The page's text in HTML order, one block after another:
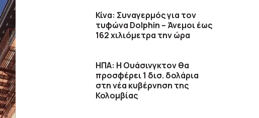
Κίνα: Συναγερμός για τον
τυφώνα Dolphin – Άνεμοι έως
162 χιλιόμετρα την ώρα
ΗΠΑ: H Ουάσινγκτον θα
προσφέρει 1 δισ. δολάρια
στη νέα κυβέρνηση της
Κολομβίας